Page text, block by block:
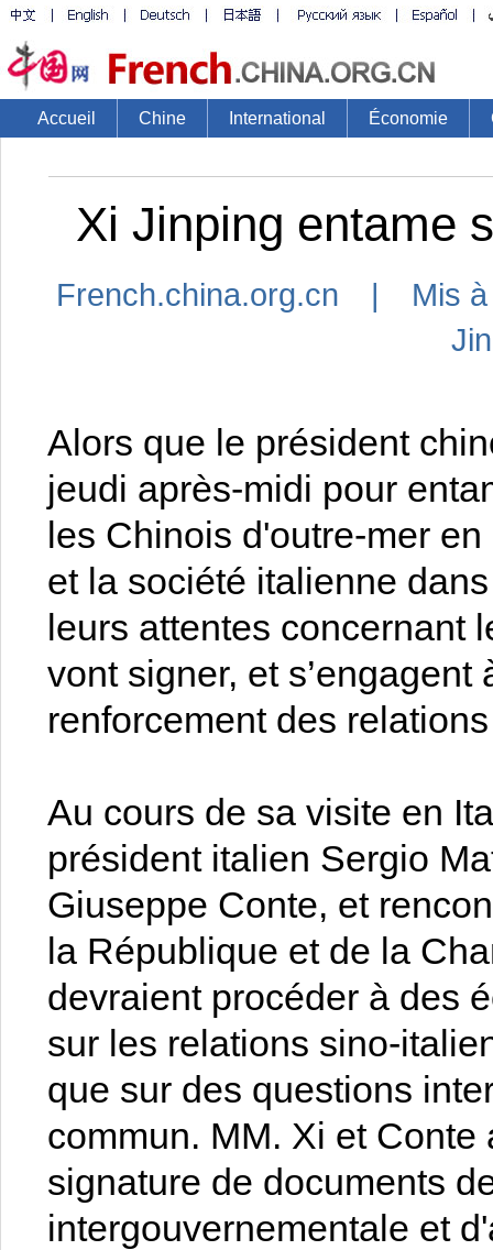
Accueil Chine International Économie
Xi Jinping entame
French.china.org.cn | Mis
Alors que le président
jeudi après-midi pour
les Chinois d'outre-mer
et la société italienne
leurs attentes concernant
vont signer, et
renforcement des
Au cours de sa visite en
président italien Sergio
Giuseppe Conte, et
la République et de la
devraient procéder à des
sur les relations sino-
que sur des questions
commun. MM. Xi et
signature de documents
intergouvernementale et